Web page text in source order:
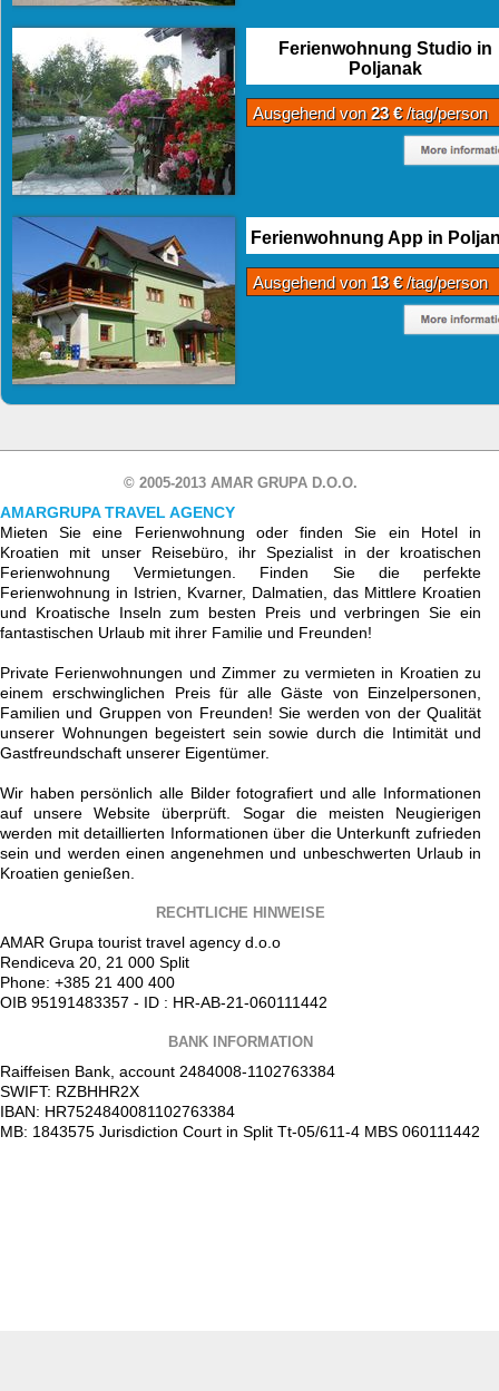
Ferienwohnung Studio in
Poljanak
Ausgehend von23 €/tag/person
Ferienwohnung App in
Ausgehend von 13 €/tag/person
© 2005-2013 AMAR GRUPA D.O.O.
AMARGRUPA TRAVEL AGENCY
Mieten Sie eine Ferienwohnung oder finden Sie ein Hotel in
Kroatien mit unser Reisebüro, ihr Spezialist in der kroatischen
Ferienwohnung Vermietungen. Finden Sie die perfekte
Ferienwohnung in Istrien, Kvarner, Dalmatien, das Mittlere Kroatien
und Kroatische Inseln zum besten Preis und verbringen Sie ein
fantastischen Urlaub mit ihrer Familie und Freunden!
Private Ferienwohnungen und Zimmer zu vermieten in Kroatien zu
einem erschwinglichen Preis für alle Gäste von Einzelpersonen,
Familien und Gruppen von Freunden! Sie werden von der Qualität
unserer Wohnungen begeistert sein sowie durch die Intimität und
Gastfreundschaft unserer Eigentümer.
Wir haben persönlich alle Bilder fotografiert und alle Informationen
auf unsere Website überprüft. Sogar die meisten Neugierigen
werden mit detaillierten Informationen über die Unterkunft zufrieden
sein und werden einen angenehmen und unbeschwerten Urlaub in
Kroatien genießen.
RECHTLICHE HINWEISE
AMAR Grupa tourist travel agency d.o.o
Rendiceva 20, 21 000 Split
Phone: +385 21 400 400
OIB 95191483357 - ID : HR-AB-21-060111442
BANK INFORMATION
Raiffeisen Bank, account 2484008-1102763384
SWIFT: RZBHHR2X
IBAN: HR7524840081102763384
MB: 1843575 Jurisdiction Court in Split Tt-05/611-4 MBS 060111442